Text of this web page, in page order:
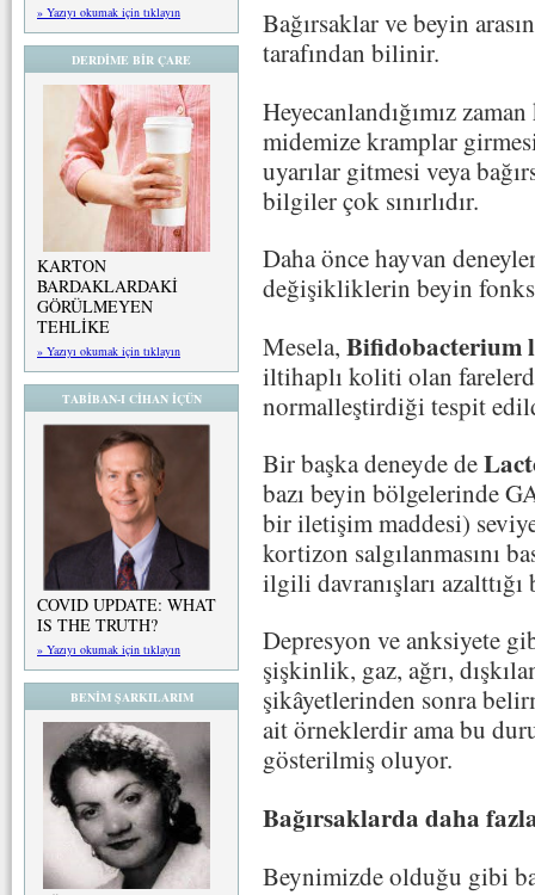
» Yazıyı okumak için tıklayın
DERDİME BİR ÇARE
KARTON
BARDAKLARDAKİ
GÖRÜLMEYEN
TEHLİKE
» Yazıyı okumak için tıklayın
TABİBAN-I CİHAN İÇÜN
COVID UPDATE: WHAT
IS THE TRUTH?
» Yazıyı okumak için tıklayın
BENİM ŞARKILARIM
Bağırsaklar ve beyin
tarafından bilinir.
Heyecanlandığımız
midemize kramplar
uyarılar gitmesi veya
bilgiler çok sınırlıdır.
Daha önce hayvan
değişikliklerin beyin
Mesela, Bifidobacterium
iltihaplı koliti olan
normalleştirdiği tespit
Bir başka deneyde de
bazı beyin bölgelerinde
bir iletişim maddesi)
kortizon salgılanmasını
ilgili davranışları
Depresyon ve anksiyete
şişkinlik, gaz, ağrı,
şikâyetlerinden sonra
ait örneklerdir ama bu
gösterilmiş oluyor.
Bağırsaklarda daha
Beynimizde olduğu gibi